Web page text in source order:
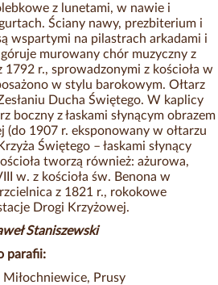
z lunetami, w nawie i
Ściany nawy, prezbiterium i
wspartymi na pilastrach arkadami i
murowany chór muzyczny z
1792 r., sprowadzonymi z kościoła w
w stylu barokowym. Ołtarz
Ducha Świętego. W kaplicy
boczny z łaskami słynącym obrazem
(do 1907 r. eksponowany w ołtarzu
Świętego – łaskami słynący
tworzą również: ażurowa,
w. z kościoła św. Benona w
z 1821 r., rokokowe
Drogi Krzyżowej.
Staniszewski
parafii:
Prusy